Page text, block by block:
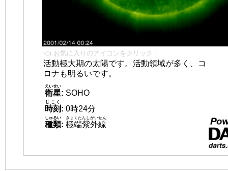
👈 お気に入りのアイコンをクリック！
活動極大期の太陽です。活動領域が多く、コ
ロナも明るいです。
衛星
えいせい
: SOHO
時刻
じこく
: 0時24分
種類
しゅるい
: 極端紫外線
きょくたんしがいせん